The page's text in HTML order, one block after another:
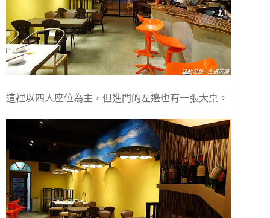
這裡以四人座位為主，但進門的左邊也有一張大桌。